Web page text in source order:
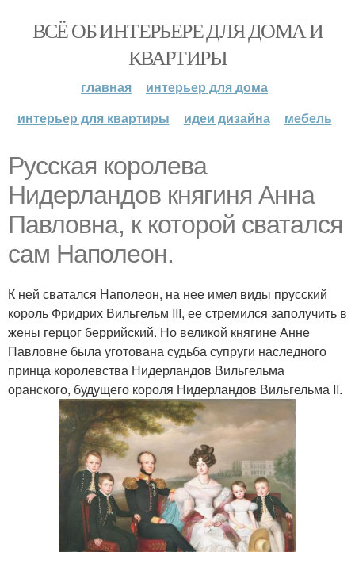
ВСЁ ОБ ИНТЕРЬЕРЕ ДЛЯ ДОМА И
КВАРТИРЫ
главная
интерьер для дома
интерьер для квартиры
идеи дизайна мебель
Русская королева
Нидерландов княгиня Анна
Павловна, к которой сватался
сам Наполеон.
К ней сватался Наполеон, на нее имел виды прусский
король Фридрих Вильгельм III, ее стремился заполучить в
жены герцог беррийский. Но великой княгине Анне
Павловне была уготована судьба супруги наследного
принца королевства Нидерландов Вильгельма
оранского, будущего короля Нидерландов Вильгельма II.